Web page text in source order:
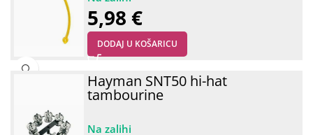
5,98 €
DODAJ U KOŠARICU
Hayman SNT50 hi-hat
tambourine